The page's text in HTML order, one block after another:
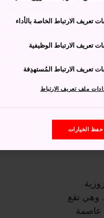
وهي تقع
عاصمة
تعريف الارتباط الخاصة بالأداء
تعريف الارتباط الوظيفية
تعريف الارتباط المُستهدِفة
ملف تعريف الارتباط
حفظ الخيارات